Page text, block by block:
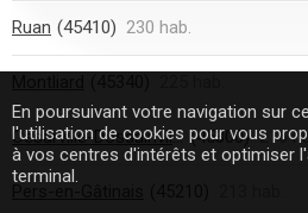
Ruan (45410) 230 hab.
Césarville-Dossainville (45300) 216
En poursuivant votre navigation sur
l'utilisation de cookies pour vous
à vos centres d'intérêts et optimiser
terminal.